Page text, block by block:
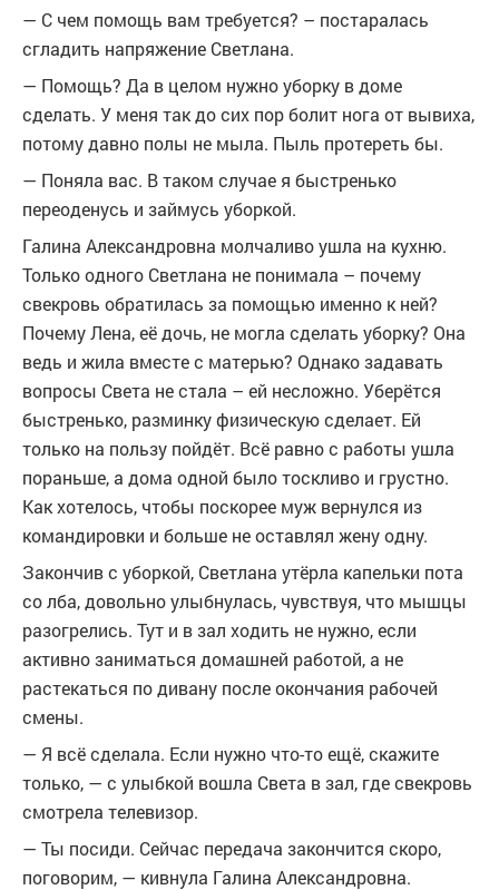
— С чем помощь вам требуется? – постаралась
сгладить напряжение Светлана.
— Помощь? Да в целом нужно уборку в доме
сделать. У меня так до сих пор болит нога от вывиха,
потому давно полы не мыла. Пыль протереть бы.
— Поняла вас. В таком случае я быстренько
переоденусь и займусь уборкой.
Галина Александровна молчаливо ушла на кухню.
Только одного Светлана не понимала – почему
свекровь обратилась за помощью именно к ней?
Почему Лена, её дочь, не могла сделать уборку? Она
ведь и жила вместе с матерью? Однако задавать
вопросы Света не стала – ей несложно. Уберётся
быстренько, разминку физическую сделает. Ей
только на пользу пойдёт. Всё равно с работы ушла
пораньше, а дома одной было тоскливо и грустно.
Как хотелось, чтобы поскорее муж вернулся из
командировки и больше не оставлял жену одну.
Закончив с уборкой, Светлана утёрла капельки пота
со лба, довольно улыбнулась, чувствуя, что мышцы
разогрелись. Тут и в зал ходить не нужно, если
активно заниматься домашней работой, а не
растекаться по дивану после окончания рабочей
смены.
— Я всё сделала. Если нужно что-то ещё, скажите
только, — с улыбкой вошла Света в зал, где свекровь
смотрела телевизор.
— Ты посиди. Сейчас передача закончится скоро,
поговорим, — кивнула Галина Александровна.